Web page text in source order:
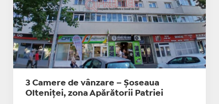
3 Camere de vânzare – Șoseaua
Olteniței, zona Apărătorii Patriei